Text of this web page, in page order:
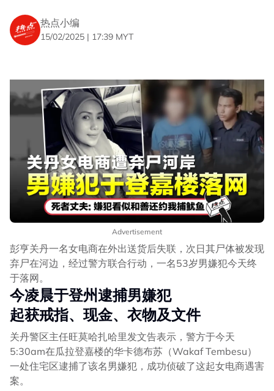
热点小编
15/02/2025 | 17:39 MYT
Advertisement
彭亨关丹一名女电商在外出送货后失联，次日其尸体被发现
弃尸在河边，经过警方联合行动，一名53岁男嫌犯今天终
于落网。
今凌晨于登州逮捕男嫌犯
起获戒指、现金、衣物及文件
关丹警区主任旺莫哈扎哈里发文告表示，警方于今天
5:30am在瓜拉登嘉楼的华卡德布苏（Wakaf Tembesu）
一处住宅区逮捕了该名男嫌犯，成功侦破了这起女电商遇害
案。